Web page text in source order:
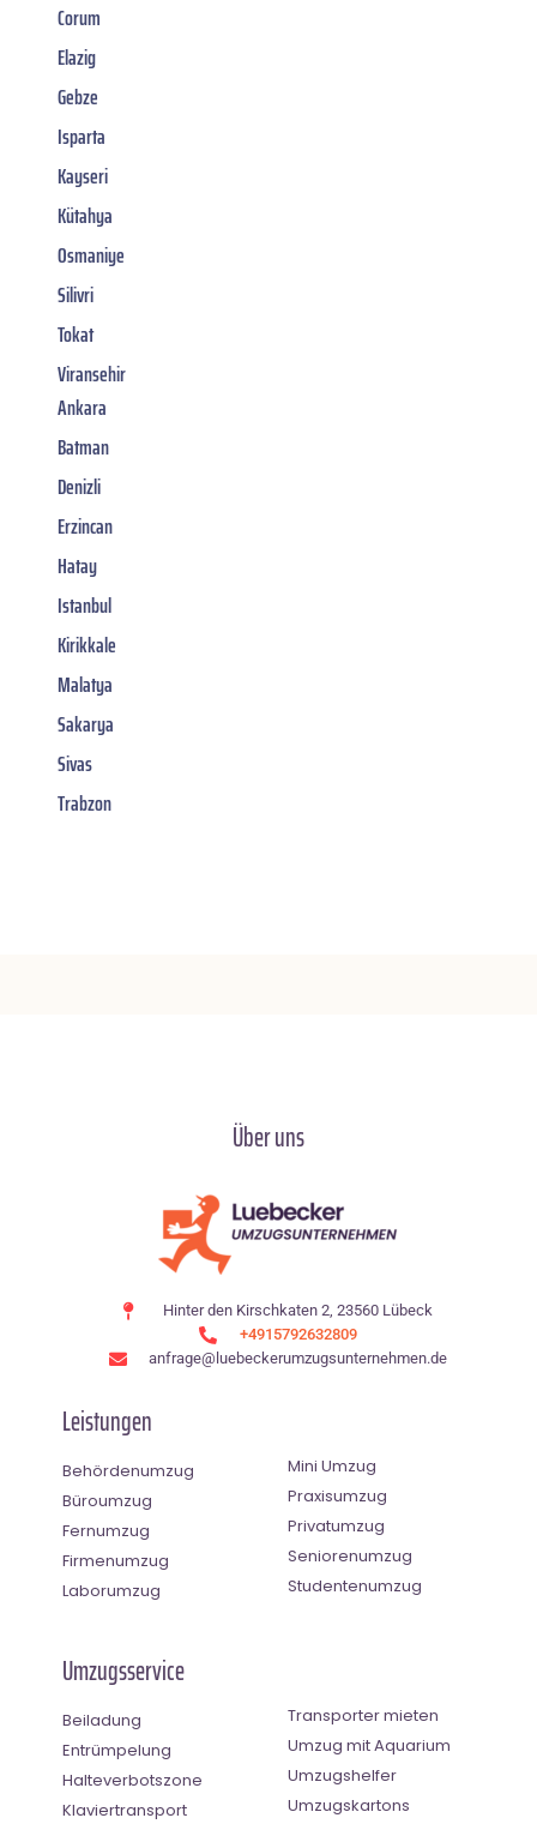
Corum
Elazig
Gebze
Isparta
Kayseri
Kütahya
Osmaniye
Silivri
Tokat
Viransehir
Ankara
Batman
Denizli
Erzincan
Hatay
Istanbul
Kirikkale
Malatya
Sakarya
Sivas
Trabzon
Über uns
Hinter den Kirschkaten 2, 23560 Lübeck
+4915792632809
anfrage@luebeckerumzugsunternehmen.de
Leistungen
Behördenumzug
Büroumzug
Fernumzug
Firmenumzug
Laborumzug
Mini Umzug
Praxisumzug
Privatumzug
Seniorenumzug
Studentenumzug
Umzugsservice
Beiladung
Entrümpelung
Halteverbotszone
Klaviertransport
Transporter mieten
Umzug mit Aquarium
Umzugshelfer
Umzugskartons